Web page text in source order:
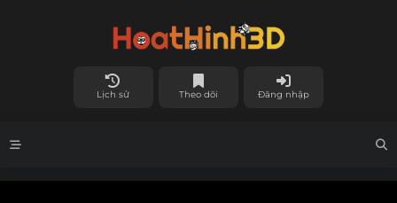
Lịch sử Theo dõi Đăng nhập